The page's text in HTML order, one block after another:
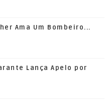
Ama Um Bombeiro...
Lança Apelo por